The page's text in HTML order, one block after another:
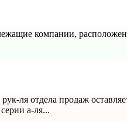
компании,
ля отдела продаж
а-ля...